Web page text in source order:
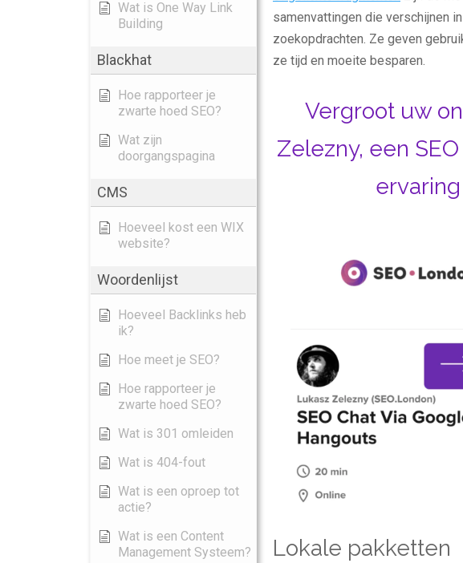
Wat is One Way Link
Building
Blackhat
Hoe rapporteer je
zwarte hoed SEO?
Wat zijn
doorgangspagina
CMS
Hoeveel kost een WIX
website?
Woordenlijst
Hoeveel Backlinks heb
ik?
Hoe meet je SEO?
Hoe rapporteer je
zwarte hoed SEO?
Wat is 301 omleiden
Wat is 404-fout
Wat is een oproep tot
actie?
Wat is een Content
Management Systeem?
samenvattingen die verschijnen
zoekopdrachten. Ze geven
ze tijd en moeite besparen.
Vergroot uw
Zelezny, een
Lokale pakketten